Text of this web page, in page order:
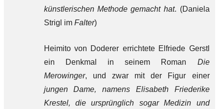
künstlerischen Methode gemacht hat. (Daniela
Strigl im Falter)
Heimito von Doderer errichtete Elfriede Gerstl
ein Denkmal in seinem Roman Die
Merowinger, und zwar mit der Figur einer
jungen Dame, namens Elisabeth Friederike
Krestel, die ursprünglich sogar Medizin und